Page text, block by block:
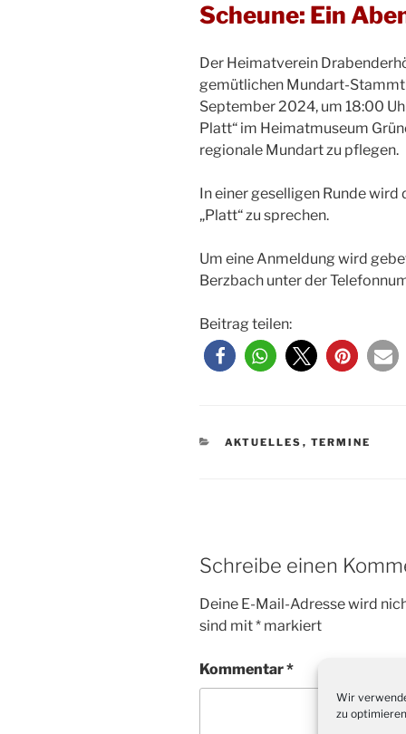
Wir
zu
Scheune: Ein
Der Heimatverein
gemütlichen Mundart-
September 2024, um 18:00
Platt“ im Heimatmuseum
regionale Mundart zu pflegen.
In einer geselligen Runde
„Platt“ zu sprechen.
Um eine Anmeldung wird
Berzbach unter der
Beitrag teilen:
KATEGORIEN
AKTUELLES , TERMINE
Schreibe einen
Deine E-Mail-Adresse wird
sind mit* markiert
Kommentar*